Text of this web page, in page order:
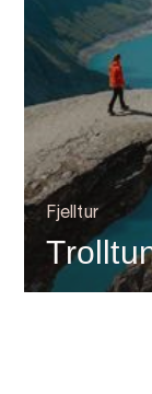
Fjelltur